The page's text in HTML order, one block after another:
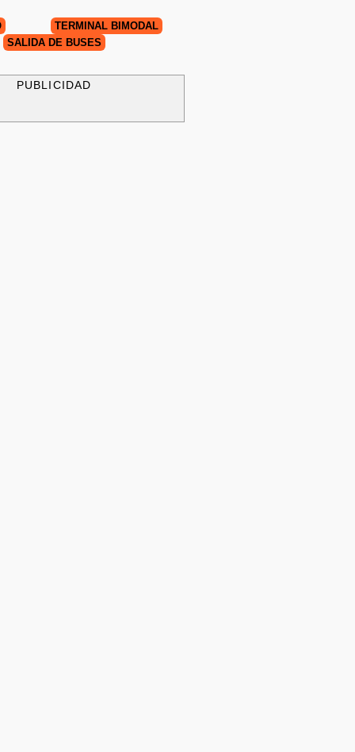
TERMINAL BIMODAL
SALIDA DE BUSES
PUBLICIDAD